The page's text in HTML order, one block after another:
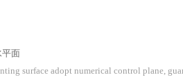
平面
surface adopt numerical control plane,